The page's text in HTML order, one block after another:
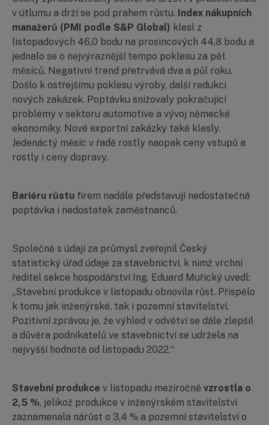
v útlumu a drží se pod prahem růstu. Index nákupních
manažerů (PMI podle S&P Global) klesl z
listopadových 46,0 bodu na prosincových 44,8 bodu a
jednalo se o nejvýraznější tempo poklesu za pět
měsíců. Negativní trend přetrvává dva a půl roku.
Došlo k ostřejšímu poklesu výroby, další redukci
nových zakázek. Poptávku snižovaly pokračující
problémy v sektoru automotive a vývoj německé
ekonomiky. Nové exportní zakázky také klesly.
Jedenáctý měsíc v řadě rostly naopak ceny vstupů a
rostly i ceny dopravy.
Bariéru růstu firem nadále představují nedostatečná
poptávka i nedostatek zaměstnanců.
Společně s údaji za průmysl zveřejnil Český
statistický úřad údaje za stavebnictví, k nimž vrchní
ředitel sekce hospodářství Ing. Eduard Muřický uvedl:
„Stavební produkce v listopadu obnovila růst. Přispělo
k tomu jak inženýrské, tak i pozemní stavitelství.
Pozitivní zprávou je, že výhled v odvětví se dále zlepšil
a důvěra podnikatelů ve stavebnictví se udržela na
nejvyšší hodnotě od listopadu 2022.“
Stavební produkce v listopadu meziročně vzrostla o
2,5 %, jelikož produkce v inženýrském stavitelství
zaznamenala nárůst o 3,4 % a pozemní stavitelství o